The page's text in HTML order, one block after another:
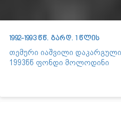
1992-1993 წწ. გარდ. 1 წლის
თემური იაშვილი
1993წწ ფონდი მოლოდინი